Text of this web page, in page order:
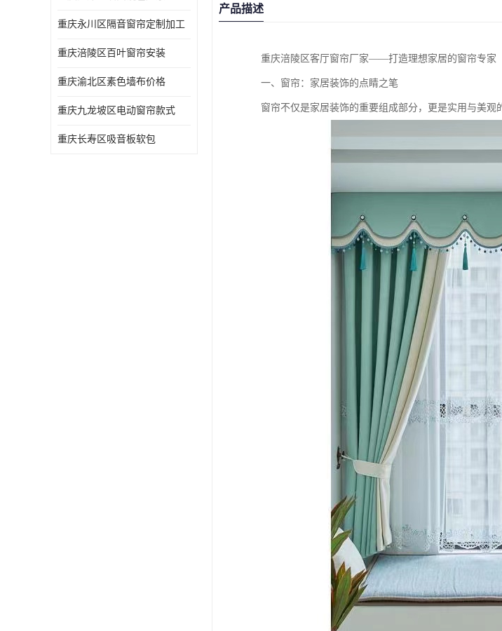
重庆永川区隔音窗帘定制加工
重庆涪陵区百叶窗帘安装
重庆渝北区素色墙布价格
重庆九龙坡区电动窗帘款式
重庆长寿区吸音板软包
产品描述
重庆涪陵区客厅窗帘厂家——打造理想家居的窗帘专家
一、窗帘：家居装饰的点睛之笔
窗帘不仅是家居装饰的重要组成部分，更是实用与美观